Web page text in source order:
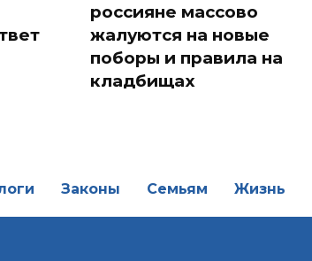
россияне массово
жалуются на новые
поборы и правила на
кладбищах
Законы Семьям Жизнь